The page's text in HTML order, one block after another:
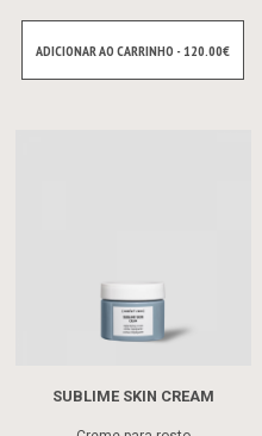
ADICIONAR AO CARRINHO - 120.00€
SUBLIME SKIN CREAM